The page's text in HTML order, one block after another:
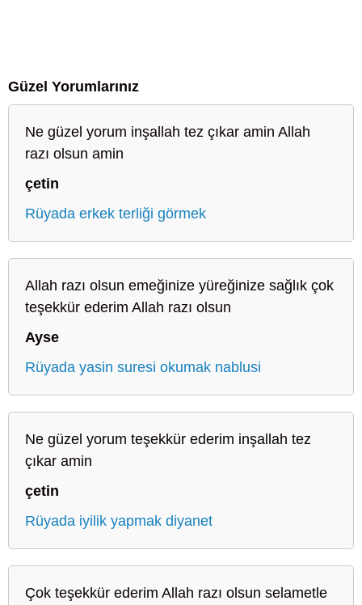
Güzel Yorumlarınız
Ne güzel yorum inşallah tez çıkar amin Allah
razı olsun amin
çetin
Rüyada erkek terliği görmek
Allah razı olsun emeğinize yüreğinize sağlık çok
teşekkür ederim Allah razı olsun
Ayse
Rüyada yasin suresi okumak nablusi
Ne güzel yorum teşekkür ederim inşallah tez
çıkar amin
çetin
Rüyada iyilik yapmak diyanet
Çok teşekkür ederim Allah razı olsun selametle